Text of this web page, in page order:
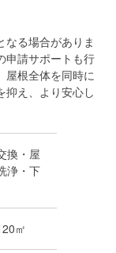
なる場合がありま
申請サポートも行
屋根全体を同時に
抑え、より安心し
換・屋
浄・下
㎡